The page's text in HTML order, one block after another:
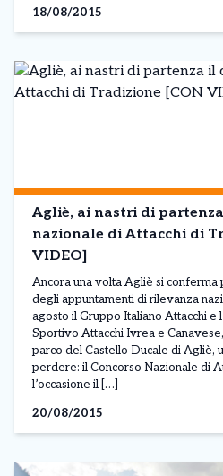
18/08/2015
Agliè, ai nastri di
nazionale di Attacchi di
VIDEO]
Ancora una volta Agliè si conferma
degli appuntamenti di rilevanza
agosto il Gruppo Italiano Attacchi e
Sportivo Attacchi Ivrea e
parco del Castello Ducale di Agliè,
perdere: il Concorso Nazionale di
l’occasione il […]
20/08/2015